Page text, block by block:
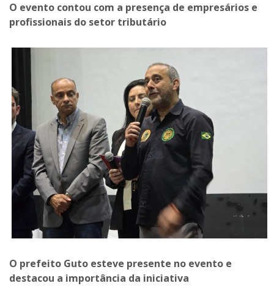
O evento contou com a presença de empresários e
profissionais do setor tributário
O prefeito Guto esteve presente no evento e
destacou a importância da iniciativa